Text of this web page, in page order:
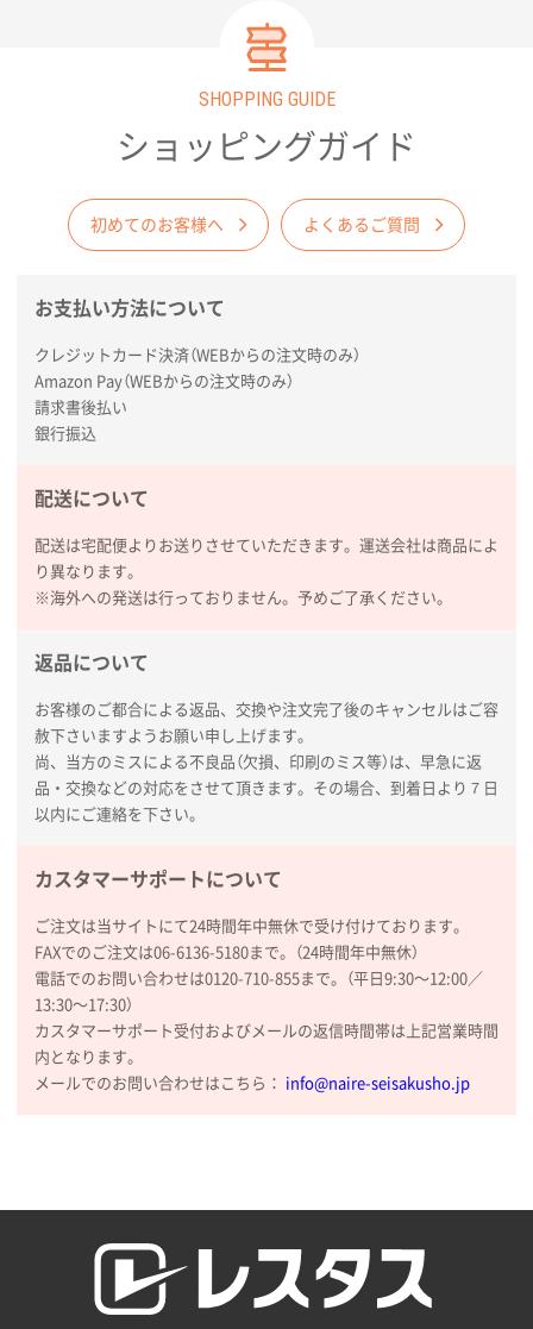
厚手コットンA4フラットトート ナチュラル
商品がよさそうだったから
東京都N社様
2026年01月29日 11:46
商品情報の正確な記載、スムーズなシステム対応
広島県(社様
枚
2026年01月27日 13:12
毎年注文しており、信頼できるから。出来上がりも満
熊本県S社様
ぺんてる ビクーニャフィール1000枚
2026年01月26日 15:45
印刷範囲が広かったから、取扱商品
新潟県R社様
2026年01月16日 10:53
納期が比較的短く、ロット数が豊富に選べて価格が安
かったため
山口県P社様
③1枚
希望の商品の取り扱いがあったので
大阪府のお客様
厚手コットンマチ付トートL ナチュラル(A4対応)
200枚
2025年12月25日 13:33
以前の注文も含め価格と品質
青森県K社様
SHOPPING GUIDE
ショッピングガイド
初めてのお客様へ よくあるご質問
お支払い方法について
クレジットカード決済（WEBからの注文時のみ）
Amazon Pay（WEBからの注文時のみ）
請求書後払い
銀行振込
配送について
配送は宅配便よりお送りさせていただきます。運送会社は商品によ
り異なります。
※海外への発送は行っておりません。予めご了承ください。
返品について
お客様のご都合による返品、交換や注文完了後のキャンセルはご容
赦下さいますようお願い申し上げます。
尚、当方のミスによる不良品（欠損、印刷のミス等）は、早急に返
品・交換などの対応をさせて頂きます。その場合、到着日より７日
以内にご連絡を下さい。
カスタマーサポートについて
ご注文は当サイトにて24時間年中無休で受け付けております。
FAXでのご注文は06-6136-5180まで。（24時間年中無休）
電話でのお問い合わせは0120-710-855まで。（平日9:30〜12:00／
13:30〜17:30）
カスタマーサポート受付およびメールの返信時間帯は上記営業時間
内となります。
メールでのお問い合わせはこちら： info@naire-seisakusho.jp